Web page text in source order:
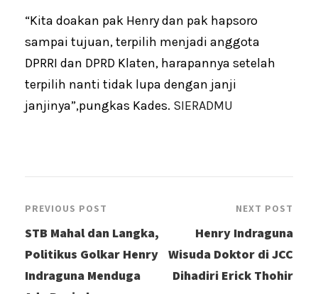
“Kita doakan pak Henry dan pak hapsoro
sampai tujuan, terpilih menjadi anggota
DPRRI dan DPRD Klaten, harapannya setelah
terpilih nanti tidak lupa dengan janji
janjinya”,pungkas Kades. SIERADMU
PREVIOUS POST
STB Mahal dan Langka,
Politikus Golkar Henry
Indraguna Menduga
NEXT POST
Henry Indraguna
Wisuda Doktor di JCC
Dihadiri Erick Thohir